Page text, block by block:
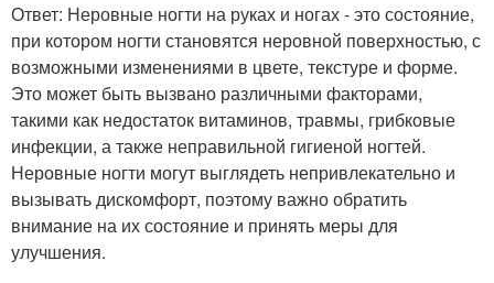
Ответ: Неровные ногти на руках и ногах - это состояние,
при котором ногти становятся неровной поверхностью, с
возможными изменениями в цвете, текстуре и форме.
Это может быть вызвано различными факторами,
такими как недостаток витаминов, травмы, грибковые
инфекции, а также неправильной гигиеной ногтей.
Неровные ногти могут выглядеть непривлекательно и
вызывать дискомфорт, поэтому важно обратить
внимание на их состояние и принять меры для
улучшения.